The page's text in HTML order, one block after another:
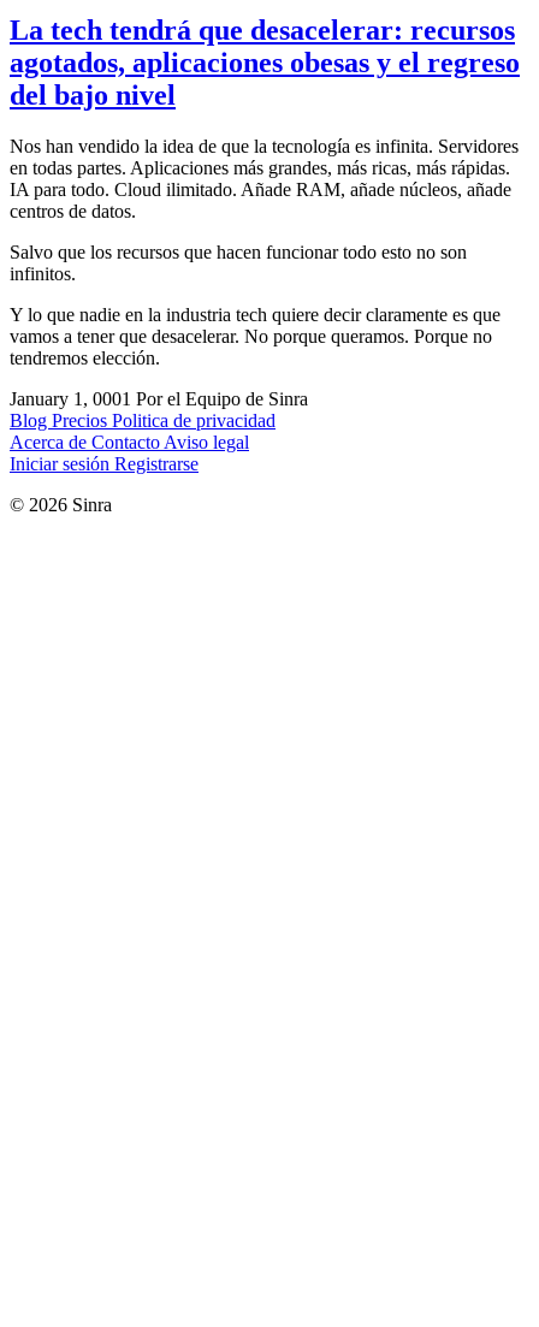
La tech tendrá que desacelerar: recursos
agotados, aplicaciones obesas y el regreso
del bajo nivel
Nos han vendido la idea de que la tecnología es infinita. Servidores
en todas partes. Aplicaciones más grandes, más ricas, más rápidas.
IA para todo. Cloud ilimitado. Añade RAM, añade núcleos, añade
centros de datos.
Salvo que los recursos que hacen funcionar todo esto no son
infinitos.
Y lo que nadie en la industria tech quiere decir claramente es que
vamos a tener que desacelerar. No porque queramos. Porque no
tendremos elección.
January 1, 0001 Por el Equipo de Sinra
Blog Precios Politica de privacidad
Acerca de Contacto Aviso legal
Iniciar sesión Registrarse
© 2026 Sinra